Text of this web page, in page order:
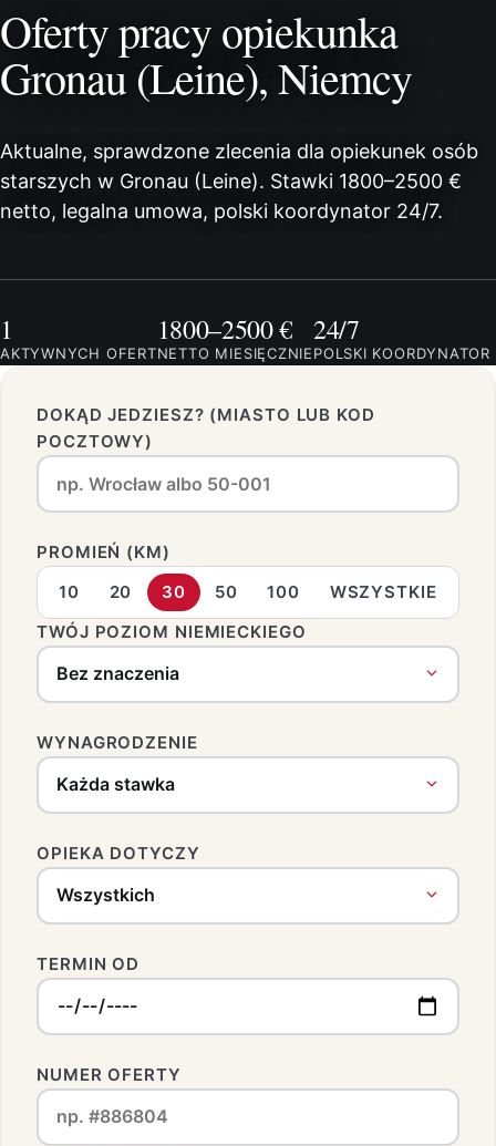
Oferty pracy opiekunka
Gronau (Leine), Niemcy
Aktualne, sprawdzone zlecenia dla opiekunek osób
starszych w Gronau (Leine). Stawki 1800–2500 €
netto, legalna umowa, polski koordynator 24/7.
1
AKTYWNYCH OFERT
1800–2500 €
NETTO MIESIĘCZNIE
24/7
POLSKI KOORDYNATOR
DOKĄD JEDZIESZ? (MIASTO LUB KOD
POCZTOWY)
PROMIEŃ (KM)
10
20 30 50 100
WSZYSTKIE
TWÓJ POZIOM NIEMIECKIEGO
WYNAGRODZENIE
OPIEKA DOTYCZY
TERMIN OD
NUMER OFERTY